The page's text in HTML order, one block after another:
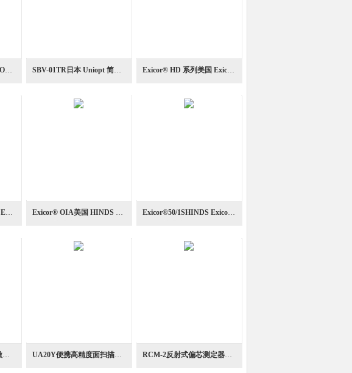
Mimic II-AF/CL日本 FLOVEL 自动对焦单元光学仪器 SBV-01TR日本 Uniopt 简易型复屈折观察光学仪 Exicor® HD 系列美国 Exicor HD 系列双折射测量光学仪器
Exicor® AT美国 HINDS Exicor AT 双折射测量系统光学 Exicor® OIA美国 HINDS Exicor OIA 双折射测量光学系统 Exicor®50/1SHINDS Exicor 光学双折射检测设备
可调谐半导体波长可变激光器 UA20Y便携高精度面扫描式光学测量分光亮度计 RCM-2反射式偏芯测定器光学测量仪